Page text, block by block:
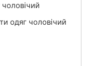
одяг чоловічий